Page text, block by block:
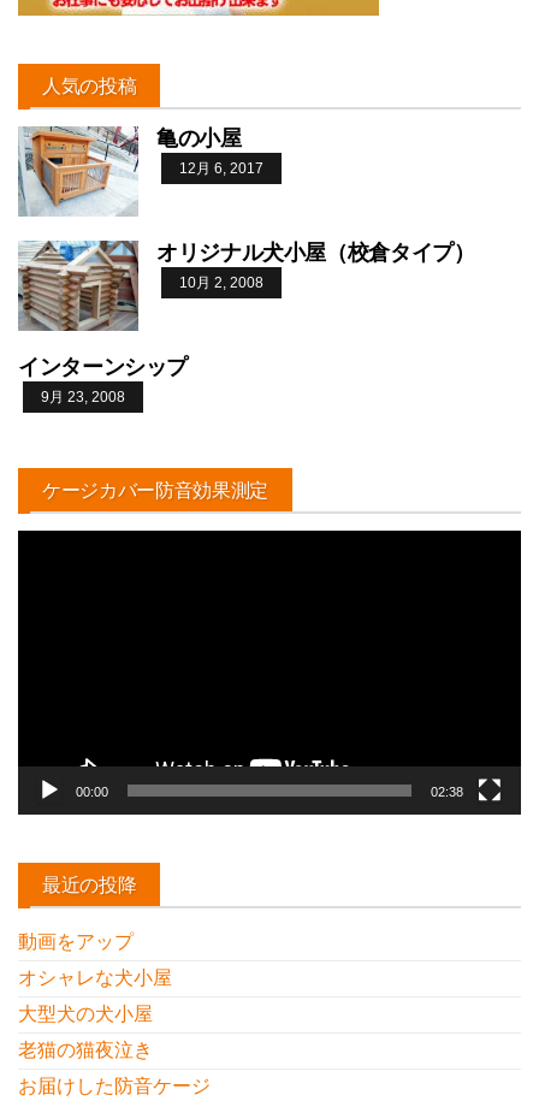
人気の投稿
亀の小屋
12月 6, 2017
オリジナル犬小屋（校倉タイプ）
10月 2, 2008
インターンシップ
9月 23, 2008
ケージカバー防音効果測定
00:00 02:38
最近の投降
動画をアップ
オシャレな犬小屋
大型犬の犬小屋
老猫の猫夜泣き
お届けした防音ケージ